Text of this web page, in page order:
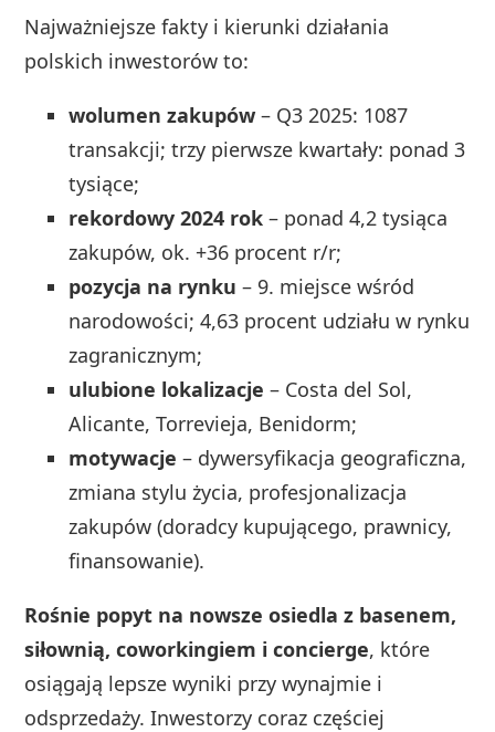
Najważniejsze fakty i kierunki działania
polskich inwestorów to:
wolumen zakupów – Q3 2025: 1087
transakcji; trzy pierwsze kwartały: ponad 3
tysiące;
rekordowy 2024 rok – ponad 4,2 tysiąca
zakupów, ok. +36 procent r/r;
pozycja na rynku – 9. miejsce wśród
narodowości; 4,63 procent udziału w rynku
zagranicznym;
ulubione lokalizacje – Costa del Sol,
Alicante, Torrevieja, Benidorm;
motywacje – dywersyfikacja geograficzna,
zmiana stylu życia, profesjonalizacja
zakupów (doradcy kupującego, prawnicy,
finansowanie).
Rośnie popyt na nowsze osiedla z basenem,
siłownią, coworkingiem i concierge, które
osiągają lepsze wyniki przy wynajmie i
odsprzedaży. Inwestorzy coraz częściej